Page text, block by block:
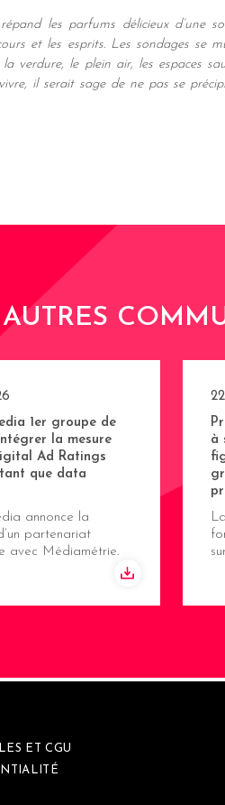
les parfums délicieux d’une
et les esprits. Les sondages se
verdure, le plein air, les espaces
il serait sage de ne pas se
AUTRES
1er groupe de
la mesure
Ad Ratings
que data
annonce la
partenariat
avec Médiamétrie.
à
ET CGU